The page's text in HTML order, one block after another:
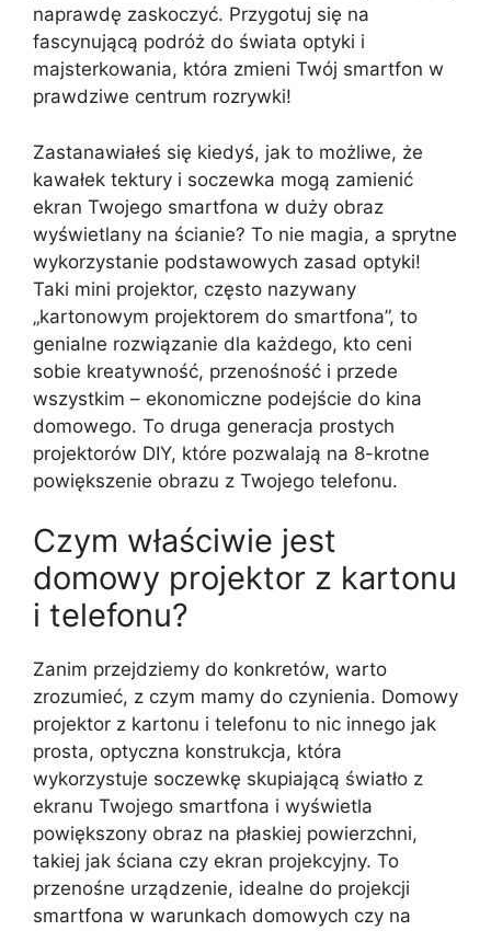
naprawdę zaskoczyć. Przygotuj się na
fascynującą podróż do świata optyki i
majsterkowania, która zmieni Twój smartfon w
prawdziwe centrum rozrywki!
Zastanawiałeś się kiedyś, jak to możliwe, że
kawałek tektury i soczewka mogą zamienić
ekran Twojego smartfona w duży obraz
wyświetlany na ścianie? To nie magia, a sprytne
wykorzystanie podstawowych zasad optyki!
Taki mini projektor, często nazywany
„kartonowym projektorem do smartfona”, to
genialne rozwiązanie dla każdego, kto ceni
sobie kreatywność, przenośność i przede
wszystkim – ekonomiczne podejście do kina
domowego. To druga generacja prostych
projektorów DIY, które pozwalają na 8-krotne
powiększenie obrazu z Twojego telefonu.
Czym właściwie jest
domowy projektor z kartonu
i telefonu?
Zanim przejdziemy do konkretów, warto
zrozumieć, z czym mamy do czynienia. Domowy
projektor z kartonu i telefonu to nic innego jak
prosta, optyczna konstrukcja, która
wykorzystuje soczewkę skupiającą światło z
ekranu Twojego smartfona i wyświetla
powiększony obraz na płaskiej powierzchni,
takiej jak ściana czy ekran projekcyjny. To
przenośne urządzenie, idealne do projekcji
smartfona w warunkach domowych czy na